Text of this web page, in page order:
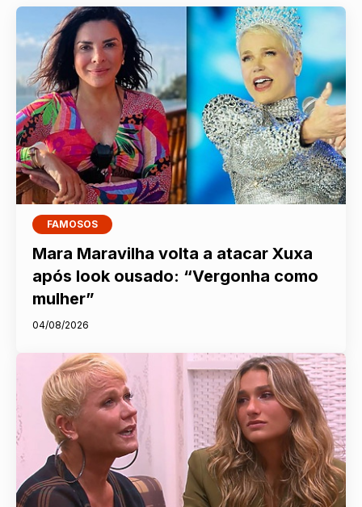
FAMOSOS
Mara Maravilha volta a atacar Xuxa
após look ousado: “Vergonha como
mulher”
04/08/2026